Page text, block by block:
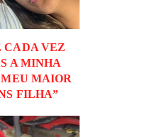
CADA VEZ
A MINHA
MAIOR
FILHA”